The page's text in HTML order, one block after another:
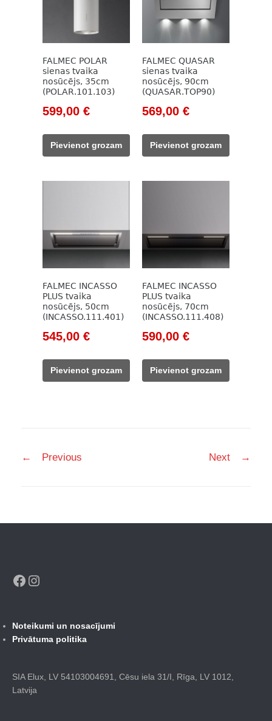
FALMEC POLAR
sienas tvaika
nosūcējs, 35cm
(POLAR.101.103)
Original
was:
961,00 €.
599,00 €Current
599,00 €.
Pievienot grozam
FALMEC QUASAR
sienas tvaika
nosūcējs, 90cm
(QUASAR.TOP90)
Original
was:
985,00 €.
569,00 €Current
569,00 €.
Pievienot grozam
FALMEC INCASSO
PLUS tvaika
nosūcējs, 50cm
(INCASSO.111.401)
Original
was:
918,00 €.
545,00 €Current
545,00 €.
Pievienot grozam
FALMEC INCASSO
PLUS tvaika
nosūcējs, 70cm
(INCASSO.111.408)
Original
was:
918,00 €.
590,00 €Current
590,00 €.
Pievienot grozam
navigation
← Previous Next →
Facebook
Noteikumi un nosacījumi
Privātuma politika
SIA Elux, LV 54103004691, Cēsu iela 31/I, Rīga, LV 1012,
Latvija